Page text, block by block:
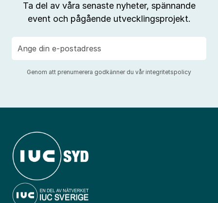
Ta del av våra senaste nyheter, spännande
event och pågående utvecklingsprojekt.
post
Genom att prenumerera godkänner du vår integritetspolicy